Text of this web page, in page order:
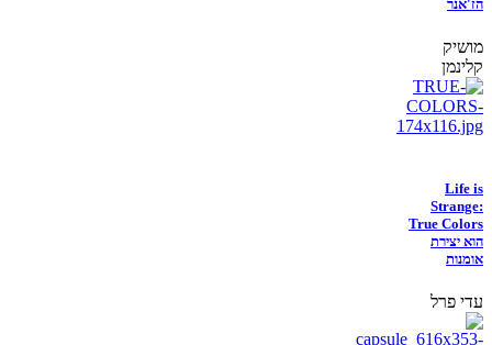
הז'אנר
מושיק
קלינמן
Life is
Strange:
True Colors
הוא יצירת
אומנות
עדי פרל